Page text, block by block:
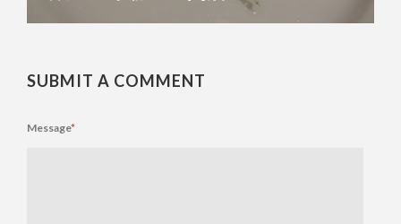
SUBMIT A COMMENT
Message*